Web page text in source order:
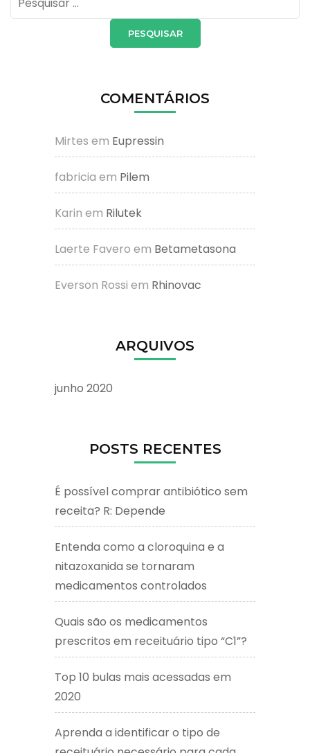
por:
COMENTÁRIOS
Mirtes em Eupressin
fabricia em Pilem
Karin em Rilutek
Laerte Favero em Betametasona
Everson Rossi em Rhinovac
ARQUIVOS
junho 2020
POSTS RECENTES
É possível comprar antibiótico sem
receita? R: Depende
Entenda como a cloroquina e a
nitazoxanida se tornaram
medicamentos controlados
Quais são os medicamentos
prescritos em receituário tipo “C1”?
Top 10 bulas mais acessadas em
2020
Aprenda a identificar o tipo de